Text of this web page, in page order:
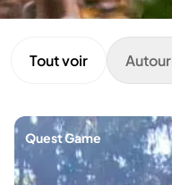
Tout voir
Quest Game